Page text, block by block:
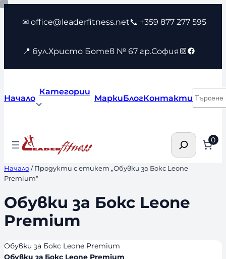
Към
съдържанието
✉ office@leaderfitness.net📞 +359 877 277 595
📍 бул.Христо Ботев № 67 гр.София Instagram
Facebook
Начало
Категории
МаркиБлогКонтакти
Търсене 0
Начало/ Продукти с етикет „Обувки за Бокс Leone
Premium“
Обувки за Бокс Leone
Premium
Обувки за Бокс Leone Premium
Обувки за Бокс Leone Premium